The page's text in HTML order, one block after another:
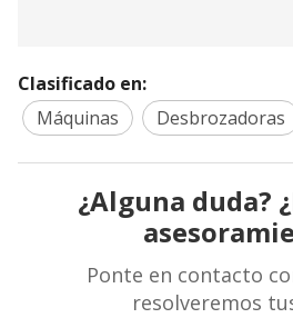
Clasificado en:
Máquinas
Desbrozadoras
¿Alguna duda?
Ponte en contacto
resolveremos